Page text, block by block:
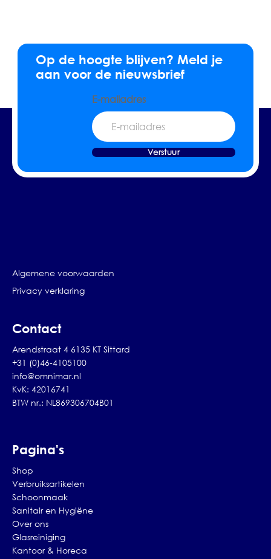
Op de hoogte blijven? Meld je
aan voor de nieuwsbrief
E-mailadres
Verstuur
Algemene voorwaarden
Privacy verklaring
Contact
Arendstraat 4 6135 KT Sittard
+31 (0)46-4105100
info@omnimar.nl
KvK: 42016741
BTW nr.: NL869306704B01
Pagina's
Shop
Verbruiksartikelen
Schoonmaak
Sanitair en Hygiëne
Over ons
Glasreiniging
Kantoor & Horeca